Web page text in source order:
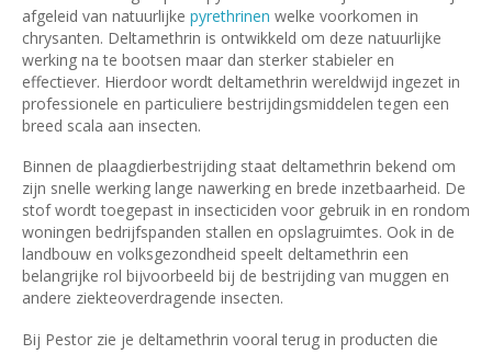
afgeleid van natuurlijke pyrethrinen welke voorkomen in
chrysanten. Deltamethrin is ontwikkeld om deze natuurlijke
werking na te bootsen maar dan sterker stabieler en
effectiever. Hierdoor wordt deltamethrin wereldwijd ingezet in
professionele en particuliere bestrijdingsmiddelen tegen een
breed scala aan insecten.
Binnen de plaagdierbestrijding staat deltamethrin bekend om
zijn snelle werking lange nawerking en brede inzetbaarheid. De
stof wordt toegepast in insecticiden voor gebruik in en rondom
woningen bedrijfspanden stallen en opslagruimtes. Ook in de
landbouw en volksgezondheid speelt deltamethrin een
belangrijke rol bijvoorbeeld bij de bestrijding van muggen en
andere ziekteoverdragende insecten.
Bij Pestor zie je deltamethrin vooral terug in producten die